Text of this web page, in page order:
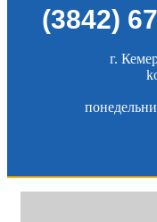
(3842)
г.